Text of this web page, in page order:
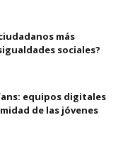
más
sociales?
equipos digitales
de las jóvenes